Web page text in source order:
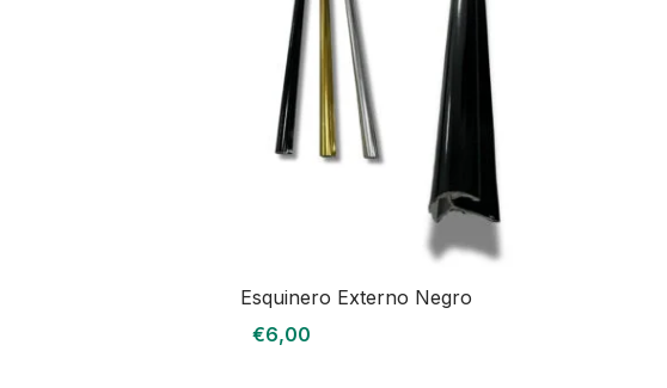
Esquinero Externo Negro
€6,00